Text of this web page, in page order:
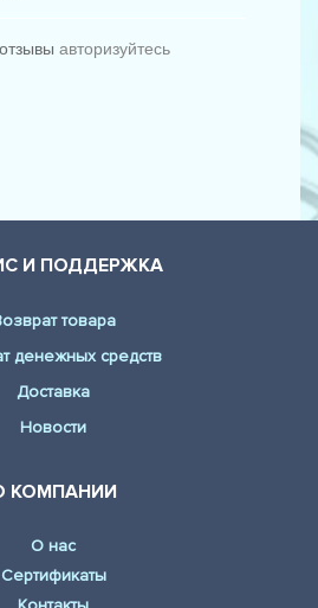
авторизуйтесь
И ПОДДЕРЖКА
товара
денежных средств
Доставка
Новости
КОМПАНИИ
О нас
Сертификаты